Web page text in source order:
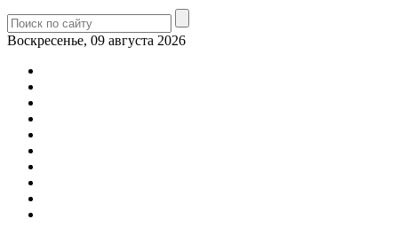
Воскресенье, 09 августа 2026